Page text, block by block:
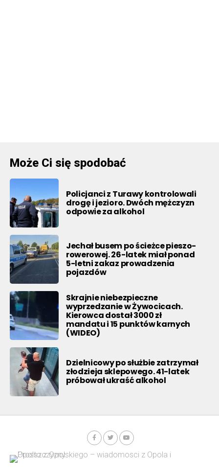
Może Ci się spodobać
Policjanci z Turawy kontrolowali
drogę i jezioro. Dwóch mężczyzn
odpowie za alkohol
Jechał busem po ścieżce pieszo-
rowerowej. 26-latek miał ponad
5-letni zakaz prowadzenia
pojazdów
Skrajnie niebezpieczne
wyprzedzanie w Żywocicach.
Kierowca dostał 3000 zł
mandatu i 15 punktów karnych
(WIDEO)
Dzielnicowy po służbie zatrzymał
złodzieja sklepowego. 41-latek
próbował ukraść alkohol